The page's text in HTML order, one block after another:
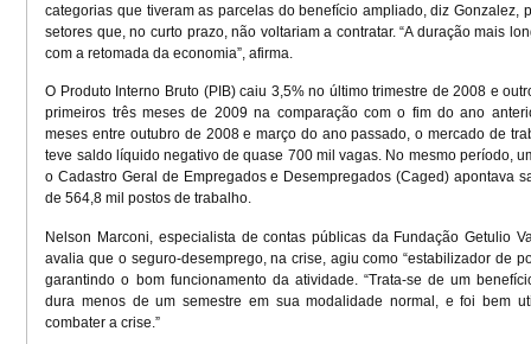
categorias que tiveram as parcelas do benefício ampliado, diz Gonzalez,
setores que, no curto prazo, não voltariam a contratar. “A duração mais
com a retomada da economia”, afirma.
O Produto Interno Bruto (PIB) caiu 3,5% no último trimestre de 2008 e
primeiros três meses de 2009 na comparação com o fim do ano
meses entre outubro de 2008 e março do ano passado, o mercado de
teve saldo líquido negativo de quase 700 mil vagas. No mesmo período,
o Cadastro Geral de Empregados e Desempregados (Caged) apontava
de 564,8 mil postos de trabalho.
Nelson Marconi, especialista de contas públicas da Fundação Getulio
avalia que o seguro-desemprego, na crise, agiu como “estabilizador de
garantindo o bom funcionamento da atividade. “Trata-se de um
dura menos de um semestre em sua modalidade normal, e foi bem
combater a crise.”